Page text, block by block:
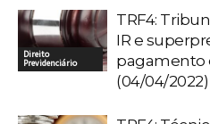
Direito
Previdenciário
TRF4:
IR e
pagamento
(04/04/2022)